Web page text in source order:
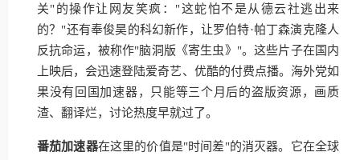
关"的操作让网友笑疯："这蛇怕不是从德云社逃出来
的？"还有奉俊昊的科幻新作，让罗伯特·帕丁森演克隆人
反抗命运，被称作"脑洞版《寄生虫》"。这些片子在国内
上映后，会迅速登陆爱奇艺、优酷的付费点播。海外党如
果没有回国加速器，只能等三个月后的盗版资源，画质
渣、翻译烂，讨论热度早就过了。
番茄加速器在这里的价值是"时间差"的消灭器。它在全球